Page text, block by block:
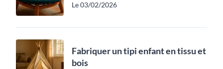
Le 03/02/2026
Fabriquer un tipi enfant en tissu et
bois